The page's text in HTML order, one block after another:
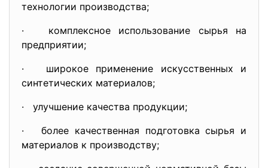
технологии производства;
· комплексное использование сырья на
предприятии;
· широкое применение искусственных и
синтетических материалов;
· улучшение качества продукции;
· более качественная подготовка сырья и
материалов к производству;